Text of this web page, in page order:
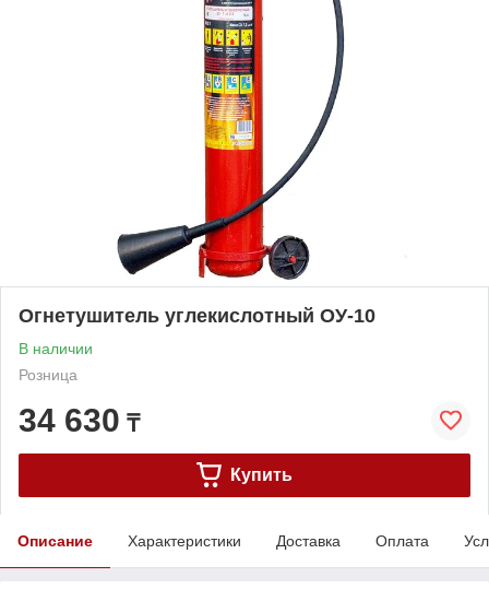
Огнетушитель углекислотный ОУ-10
В наличии
Розница
34 630 ₸
Купить
Описание Характеристики Доставка Оплата